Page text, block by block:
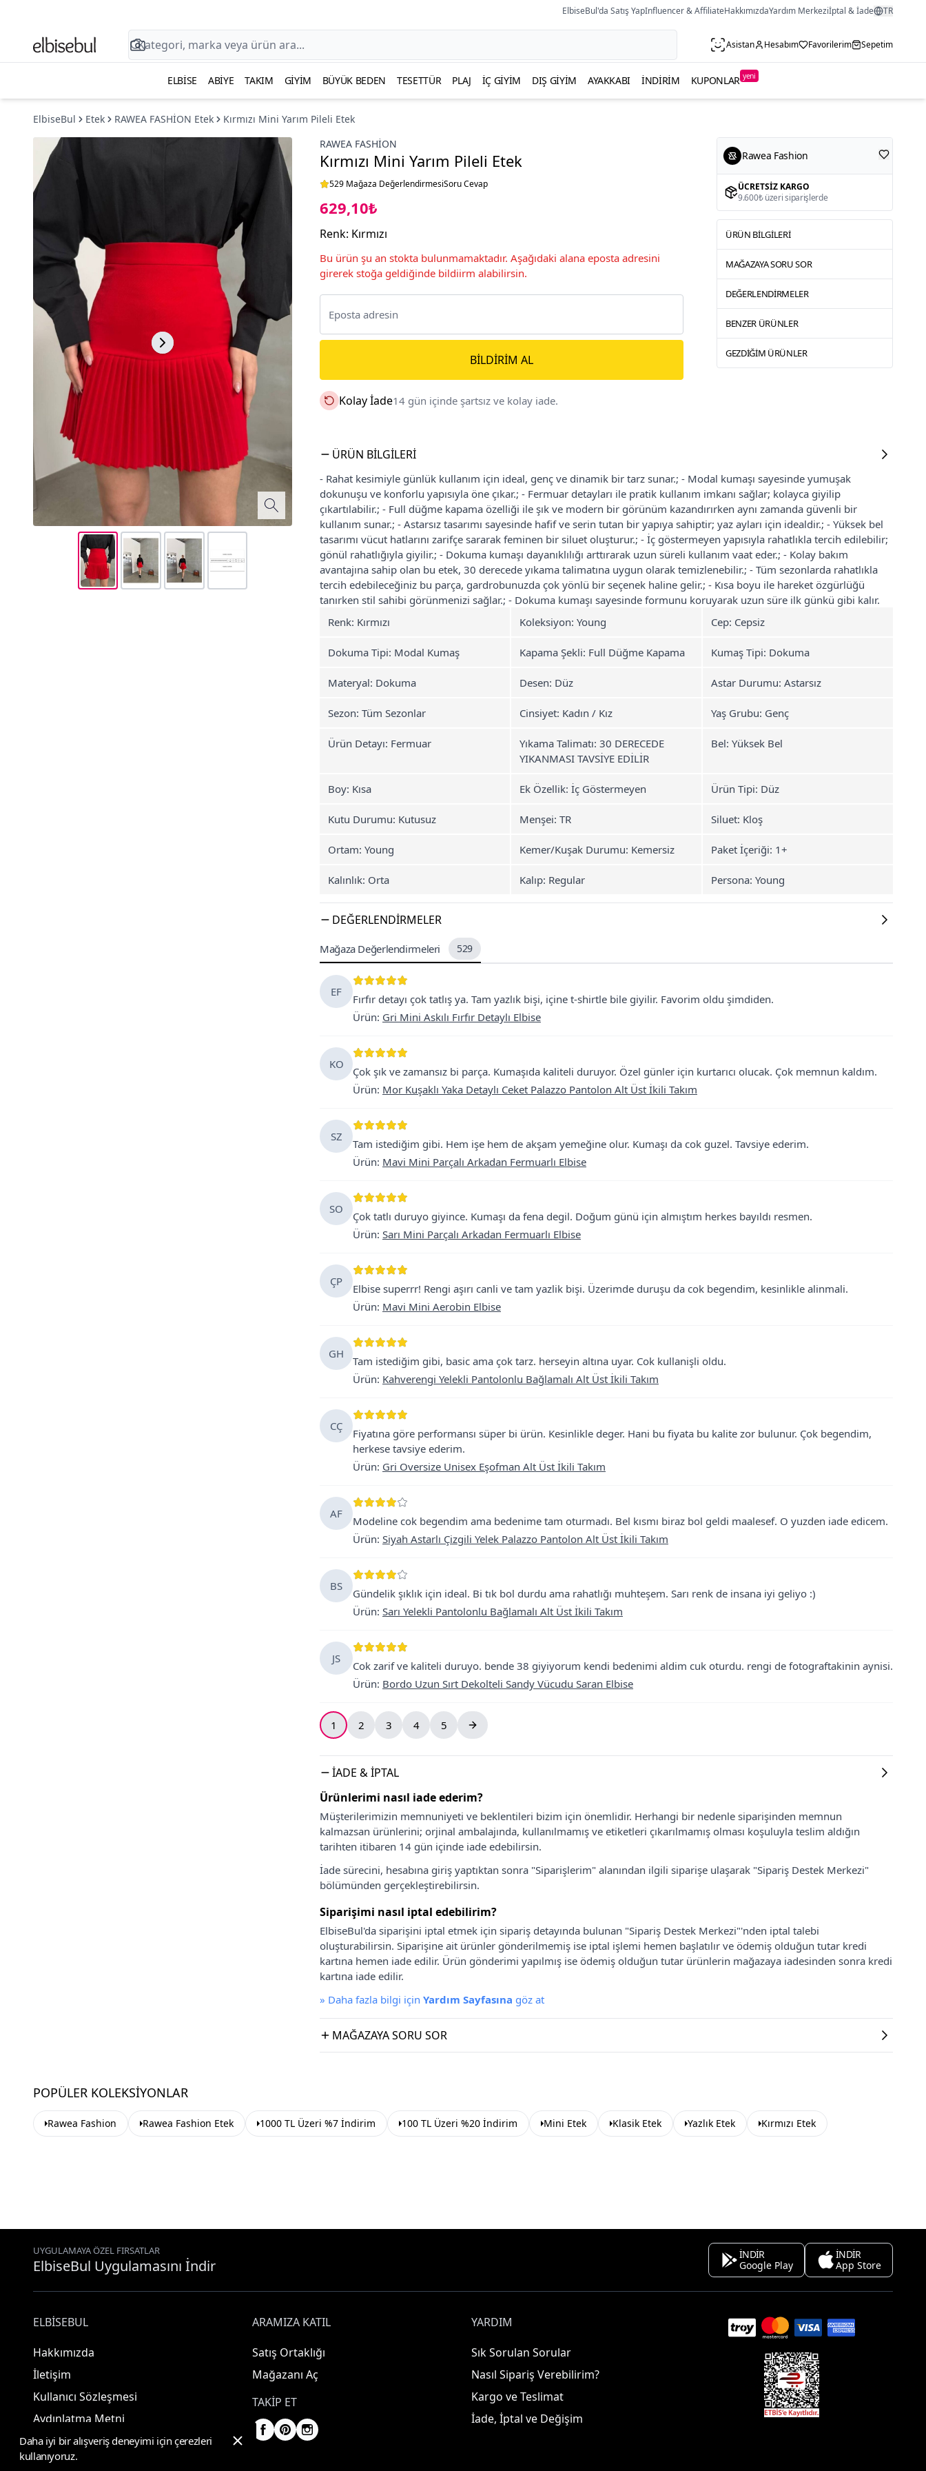
ElbiseBul'da Satış YapInfluencer & AffiliateHakkımızdaYardım Merkeziİptal & İade TR
Asistan Hesabım Favorilerim Sepetim
ELBISE ABIYE TAKIM GIYIM BÜYÜK BEDEN TESETTÜR PLAJ İÇ GIYIM DIŞ GIYIM AYAKKABI İNDIRIM KUPONLAR yeni
ElbiseBul Etek RAWEA FASHİON Etek
Kırmızı Mini Yarım Pileli Etek
RAWEA FASHİON
Kırmızı Mini Yarım Pileli Etek
529 Mağaza DeğerlendirmesiSoru Cevap
629,10₺
Renk: Kırmızı
Bu ürün şu an stokta bulunmamaktadır. Aşağıdaki alana eposta adresini
girerek stoğa geldiğinde bildiirm alabilirsin.
BILDIRIM AL
Kolay İade14 gün içinde şartsız ve kolay iade.
Rawea Fashion
ÜCRETSIZ KARGO
9.600₺ üzeri siparişlerde
ÜRÜN BILGILERI
MAĞAZAYA SORU SOR
DEĞERLENDIRMELER
BENZER ÜRÜNLER
GEZDIĞIM ÜRÜNLER
ÜRÜN BILGILERI
- Rahat kesimiyle günlük kullanım için ideal, genç ve dinamik bir tarz sunar.; - Modal kumaşı sayesinde yumuşak
dokunuşu ve konforlu yapısıyla öne çıkar.; - Fermuar detayları ile pratik kullanım imkanı sağlar; kolayca giyilip
çıkartılabilir.; - Full düğme kapama özelliği ile şık ve modern bir görünüm kazandırırken aynı zamanda güvenli bir
kullanım sunar.; - Astarsız tasarımı sayesinde hafif ve serin tutan bir yapıya sahiptir; yaz ayları için idealdir.; - Yüksek bel
tasarımı vücut hatlarını zarifçe sararak feminen bir siluet oluşturur.; - İç göstermeyen yapısıyla rahatlıkla tercih edilebilir;
gönül rahatlığıyla giyilir.; - Dokuma kumaşı dayanıklılığı arttırarak uzun süreli kullanım vaat eder.; - Kolay bakım
avantajına sahip olan bu etek, 30 derecede yıkama talimatına uygun olarak temizlenebilir.; - Tüm sezonlarda rahatlıkla
tercih edebileceğiniz bu parça, gardrobunuzda çok yönlü bir seçenek haline gelir.; - Kısa boyu ile hareket özgürlüğü
tanırken stil sahibi görünmenizi sağlar.; - Dokuma kumaşı sayesinde formunu koruyarak uzun süre ilk günkü gibi kalır.
Renk: Kırmızı
Koleksiyon: Young Cep: Cepsiz
Dokuma Tipi: Modal Kumaş Kapama Şekli: Full Düğme Kapama Kumaş Tipi: Dokuma
Materyal: Dokuma Desen: Düz Astar Durumu: Astarsız
Sezon: Tüm Sezonlar Cinsiyet: Kadın / Kız Yaş Grubu: Genç
Ürün Detayı: Fermuar
Yıkama Talimatı: 30 DERECEDE
YIKANMASI TAVSİYE EDİLİR
Bel: Yüksek Bel
Boy: Kısa Ek Özellik: İç Göstermeyen Ürün Tipi: Düz
Kutu Durumu: Kutusuz Menşei: TR Siluet: Kloş
Ortam: Young Kemer/Kuşak Durumu: Kemersiz Paket İçeriği: 1+
Kalınlık: Orta Kalıp: Regular Persona: Young
DEĞERLENDIRMELER
Mağaza Değerlendirmeleri 529
EF
Fırfır detayı çok tatlış ya. Tam yazlık bişi, içine t-shirtle bile giyilir. Favorim oldu şimdiden.
Ürün: Gri Mini Askılı Fırfır Detaylı Elbise
KO
Çok şık ve zamansız bi parça. Kumaşıda kaliteli duruyor. Özel günler için kurtarıcı olucak. Çok memnun kaldım.
Ürün: Mor Kuşaklı Yaka Detaylı Ceket Palazzo Pantolon Alt Üst İkili Takım
SZ
Tam istediğim gibi. Hem işe hem de akşam yemeğine olur. Kumaşı da cok guzel. Tavsiye ederim.
Ürün: Mavi Mini Parçalı Arkadan Fermuarlı Elbise
SO
Çok tatlı duruyo giyince. Kumaşı da fena degil. Doğum günü için almıştım herkes bayıldı resmen.
Ürün: Sarı Mini Parçalı Arkadan Fermuarlı Elbise
ÇP
Elbise superrr! Rengi aşırı canli ve tam yazlik bişi. Üzerimde duruşu da cok begendim, kesinlikle alinmali.
Ürün: Mavi Mini Aerobin Elbise
GH
Tam istediğim gibi, basic ama çok tarz. herseyin altına uyar. Cok kullanişli oldu.
Ürün: Kahverengi Yelekli Pantolonlu Bağlamalı Alt Üst İkili Takım
CÇ
Fiyatına göre performansı süper bi ürün. Kesinlikle deger. Hani bu fiyata bu kalite zor bulunur. Çok begendim,
herkese tavsiye ederim.
Ürün: Gri Oversize Unisex Eşofman Alt Üst İkili Takım
AF
Modeline cok begendim ama bedenime tam oturmadı. Bel kısmı biraz bol geldi maalesef. O yuzden iade edicem.
Ürün: Siyah Astarlı Çizgili Yelek Palazzo Pantolon Alt Üst İkili Takım
BS
Gündelik şıklık için ideal. Bi tık bol durdu ama rahatlığı muhteşem. Sarı renk de insana iyi geliyo :)
Ürün: Sarı Yelekli Pantolonlu Bağlamalı Alt Üst İkili Takım
JS
Cok zarif ve kaliteli duruyo. bende 38 giyiyorum kendi bedenimi aldim cuk oturdu. rengi de fotograftakinin aynisi.
Ürün: Bordo Uzun Sırt Dekolteli Sandy Vücudu Saran Elbise
1 2 3 4 5
İADE & İPTAL
Ürünlerimi nasıl iade ederim?
Müşterilerimizin memnuniyeti ve beklentileri bizim için önemlidir. Herhangi bir nedenle siparişinden memnun
kalmazsan ürünlerini; orjinal ambalajında, kullanılmamış ve etiketleri çıkarılmamış olması koşuluyla teslim aldığın
tarihten itibaren 14 gün içinde iade edebilirsin.
İade sürecini, hesabına giriş yaptıktan sonra "Siparişlerim" alanından ilgili siparişe ulaşarak "Sipariş Destek Merkezi"
bölümünden gerçekleştirebilirsin.
Siparişimi nasıl iptal edebilirim?
ElbiseBul'da siparişini iptal etmek için sipariş detayında bulunan "Sipariş Destek Merkezi"'nden iptal talebi
oluşturabilirsin. Siparişine ait ürünler gönderilmemiş ise iptal işlemi hemen başlatılır ve ödemiş olduğun tutar kredi
kartına hemen iade edilir. Ürün gönderimi yapılmış ise ödemiş olduğun tutar ürünlerin mağazaya iadesinden sonra kredi
kartına iade edilir.
» Daha fazla bilgi için Yardım Sayfasına göz at
MAĞAZAYA SORU SOR
POPÜLER KOLEKSIYONLAR
Rawea Fashion Rawea Fashion Etek 1000 TL Üzeri %7 İndirim 100 TL Üzeri %20 İndirim Mini Etek Klasik Etek Yazlık Etek Kırmızı Etek
UYGULAMAYA ÖZEL FIRSATLAR
ElbiseBul Uygulamasını İndir
İNDİR
Google Play
İNDİR
App Store
ELBISEBUL
Hakkımızda
İletişim
Kullanıcı Sözleşmesi
Aydınlatma Metni
ARAMIZA KATIL
Satış Ortaklığı
Mağazanı Aç
TAKIP ET
YARDIM
Sık Sorulan Sorular
Nasıl Sipariş Verebilirim?
Kargo ve Teslimat
İade, İptal ve Değişim
Daha iyi bir alışveriş deneyimi için çerezleri
kullanıyoruz.